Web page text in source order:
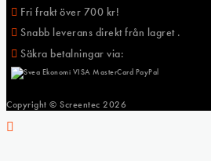
Fri frakt över 700 kr!
Snabb leverans direkt från lagret .
Säkra betalningar via:
Copyright © Screentec 2026